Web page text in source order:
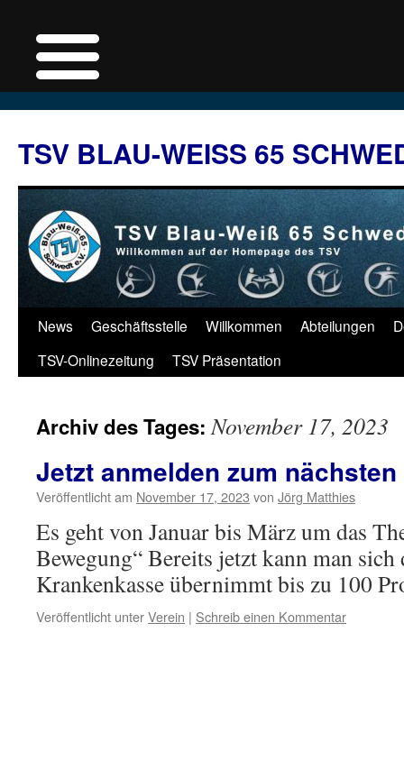
springen
TSV BLAU-WEISS 65
News Geschäftsstelle Willkommen Abteilungen
TSV-Onlinezeitung
TSV Präsentation
Archiv des Tages:November 17, 2023
Jetzt anmelden zum
Veröffentlicht am November 17, 2023 von Jörg Matthies
Es geht von Januar bis März um das
Bewegung“ Bereits jetzt kann man
Krankenkasse übernimmt bis zu 100
Veröffentlicht unterVerein | Schreib einen Kommentar